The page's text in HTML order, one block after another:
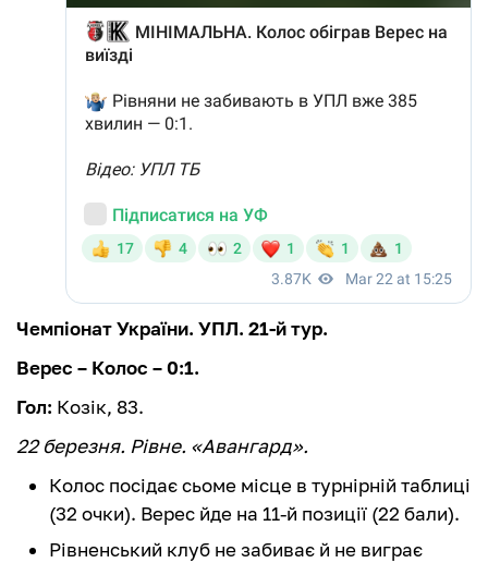
Чемпіонат України. УПЛ. 21-й тур.
Верес – Колос – 0:1.
Гол: Козік, 83.
22 березня. Рівне. «Авангард».
Колос посідає сьоме місце в турнірній таблиці
(32 очки). Верес йде на 11-й позиції (22 бали).
Рівненський клуб не забиває й не виграє